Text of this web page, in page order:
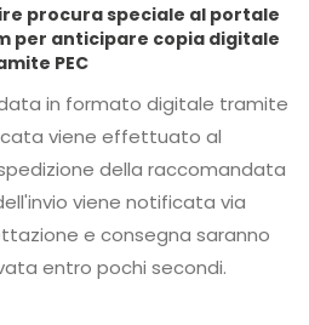
procura speciale al portale
digitale
PEC
in formato digitale tramite
viene effettuato al
viene notificata via
e consegna saranno
disponibili nell'area riservata entro pochi secondi.